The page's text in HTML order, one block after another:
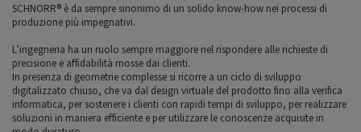
SCHNORR® è da sempre sinonimo di un solido know-how nei processi di
produzione più impegnativi.
L’ingegneria ha un ruolo sempre maggiore nel rispondere alle richieste di
precisione e affidabilità mosse dai clienti.
In presenza di geometrie complesse si ricorre a un ciclo di sviluppo
digitalizzato chiuso, che va dal design virtuale del prodotto fino alla verifica
informatica, per sostenere i clienti con rapidi tempi di sviluppo, per realizzare
soluzioni in maniera efficiente e per utilizzare le conoscenze acquisite in